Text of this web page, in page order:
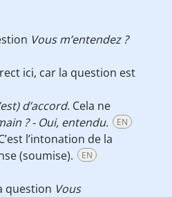
Vous m’entendez ?
ici, car la question est
d’accord. Cela ne
? - Oui, entendu. EN
l’intonation de la
(soumise).
EN
question Vous